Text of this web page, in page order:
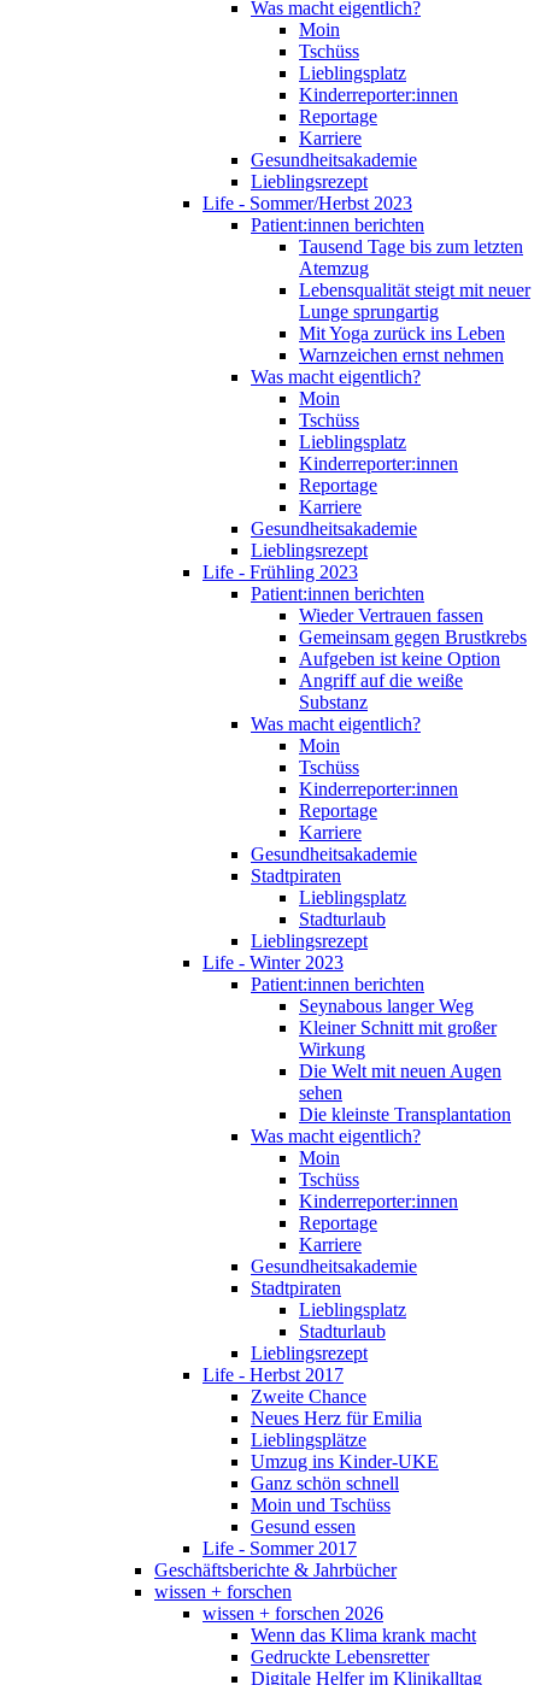
Was macht eigentlich?
Moin
Tschüss
Lieblingsplatz
Kinderreporter:innen
Reportage
Karriere
Gesundheitsakademie
Lieblingsrezept
Life - Sommer/Herbst 2023
Patient:innen berichten
Tausend Tage bis zum letzten
Atemzug
Lebensqualität steigt mit neuer
Lunge sprungartig
Mit Yoga zurück ins Leben
Warnzeichen ernst nehmen
Was macht eigentlich?
Moin
Tschüss
Lieblingsplatz
Kinderreporter:innen
Reportage
Karriere
Gesundheitsakademie
Lieblingsrezept
Life - Frühling 2023
Patient:innen berichten
Wieder Vertrauen fassen
Gemeinsam gegen Brustkrebs
Aufgeben ist keine Option
Angriff auf die weiße
Substanz
Was macht eigentlich?
Moin
Tschüss
Kinderreporter:innen
Reportage
Karriere
Gesundheitsakademie
Stadtpiraten
Lieblingsplatz
Stadturlaub
Lieblingsrezept
Life - Winter 2023
Patient:innen berichten
Seynabous langer Weg
Kleiner Schnitt mit großer
Wirkung
Die Welt mit neuen Augen
sehen
Die kleinste Transplantation
Was macht eigentlich?
Moin
Tschüss
Kinderreporter:innen
Reportage
Karriere
Gesundheitsakademie
Stadtpiraten
Lieblingsplatz
Stadturlaub
Lieblingsrezept
Life - Herbst 2017
Zweite Chance
Neues Herz für Emilia
Lieblingsplätze
Umzug ins Kinder-UKE
Ganz schön schnell
Moin und Tschüss
Gesund essen
Life - Sommer 2017
Geschäftsberichte & Jahrbücher
wissen + forschen
wissen + forschen 2026
Wenn das Klima krank macht
Gedruckte Lebensretter
Digitale Helfer im Klinikalltag